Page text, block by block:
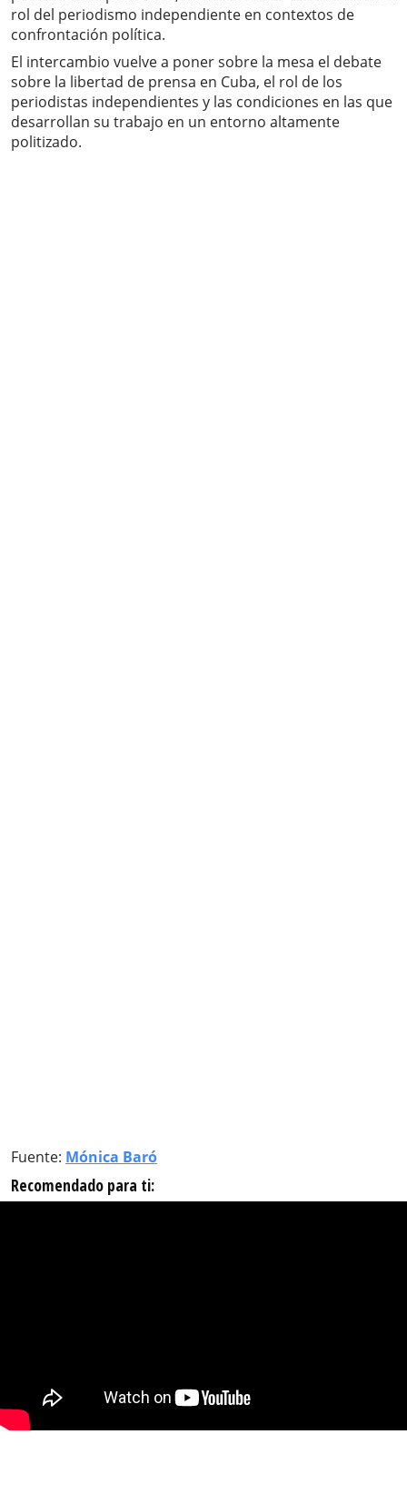
rol del periodismo independiente en contextos de
confrontación política.
El intercambio vuelve a poner sobre la mesa el debate
sobre la libertad de prensa en Cuba, el rol de los
periodistas independientes y las condiciones en las que
desarrollan su trabajo en un entorno altamente
politizado.
Fuente: Mónica Baró
Recomendado para ti: